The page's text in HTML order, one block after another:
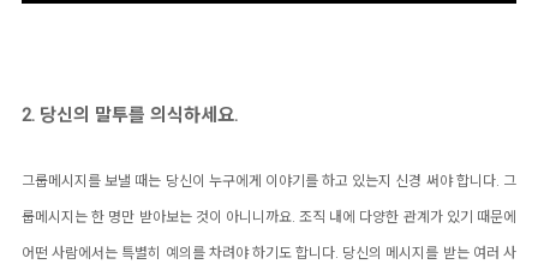
2. 당신의 말투를 의식하세요.
그룹메시지를 보낼 때는 당신이 누구에게 이야기를 하고 있는지 신경 써야 합니다. 그
룹메시지는 한 명만 받아보는 것이 아니니까요. 조직 내에 다양한 관계가 있기 때문에
어떤 사람에서는 특별히 예의를 차려야 하기도 합니다. 당신의 메시지를 받는 여러 사